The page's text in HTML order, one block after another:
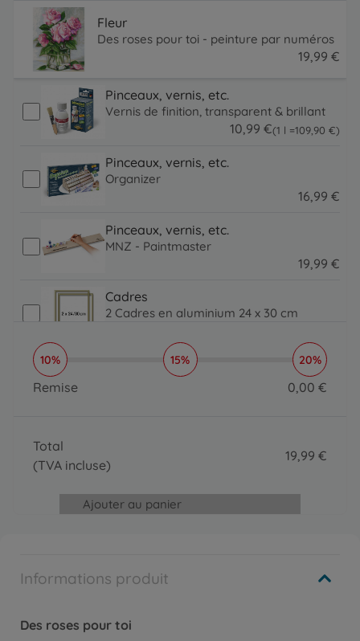
Informations produit
Des roses pour toi
Fleur
Des roses pour toi - peinture par numéros
19,99 €
Pinceaux, vernis, etc.
Vernis de finition, transparent & brillant
10,99 €(1 l =109,90 €
109.9 EUR )
Pinceaux, vernis, etc.
Organizer
16 99 €
Pinceaux, vernis, etc.
MNZ - Paintmaster
19 99 €
Cadres
2 Cadres en aluminium 24 x 30 cm
39.99 EUR
2 Cadres en aluminium 24 x 30 cm –
10% 15% 20%
Remise 0,00 €
Total
(TVA incluse)
19,99 €
Ajouter au panier